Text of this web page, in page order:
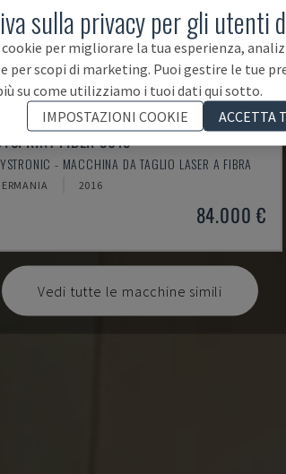
FIBER 3015
- MACCHINA DA TAGLIO LASER A FIBRA
2016
84.000 €
Vedi tutte le macchine simili
sulla privacy per gli utenti
per migliorare la tua esperienza,
per scopi di marketing. Puoi gestire le tue
su come utilizziamo i tuoi dati qui sotto.
IMPOSTAZIONI COOKIE
ACCETTA